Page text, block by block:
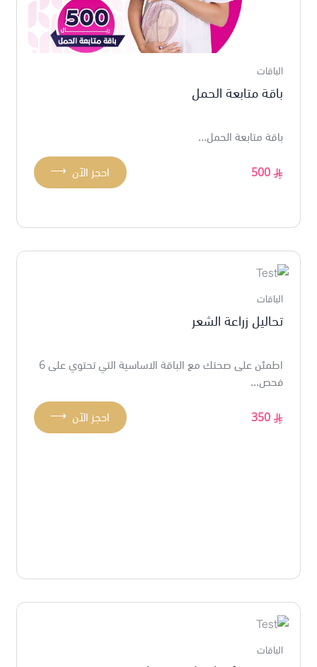
الباقات
باقة متابعة الحمل
باقة متابعة الحمل...
500
⟶ احجز الآن
الباقات
تحاليل زراعة الشعر
اطمئن على صحتك مع الباقة الاساسية التي تحتوي على 6
فحص...
350
⟶ احجز الآن
الباقات